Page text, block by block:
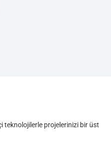
teknolojilerle projelerinizi bir üst